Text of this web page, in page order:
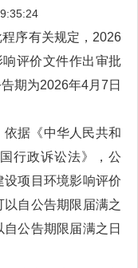
序有关规定，2026
评价文件作出审批
期为2026年4月7日
据《中华人民共和
行政诉讼法》，公
项目环境影响评价
自公告期限届满之
公告期限届满之日